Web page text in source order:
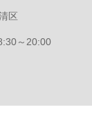
区
～20:00